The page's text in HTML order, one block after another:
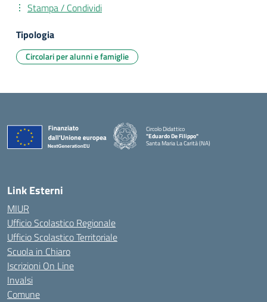
Stampa / Condividi
Tipologia
Circolari per alunni e famiglie
Circolo Didattico
"Eduardo De Filippo"
Santa Maria La Carità (NA)
Link Esterni
MIUR
Ufficio Scolastico Regionale
Ufficio Scolastico Territoriale
Scuola in Chiaro
Iscrizioni On Line
Invalsi
Comune